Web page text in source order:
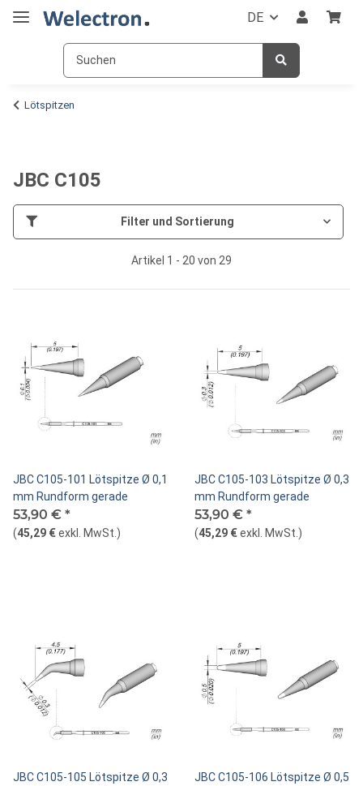
DE
Lötspitzen
JBC C105
Filter und Sortierung
Artikel 1 - 20 von 29
JBC C105-101 Lötspitze Ø 0,1
mm Rundform gerade
53,90 € *
(45,29 €exkl. MwSt. )
JBC C105-103 Lötspitze Ø 0,3
mm Rundform gerade
53,90 € *
(45,29 €exkl. MwSt. )
JBC C105-105 Lötspitze Ø 0,3
JBC C105-106 Lötspitze Ø 0,5